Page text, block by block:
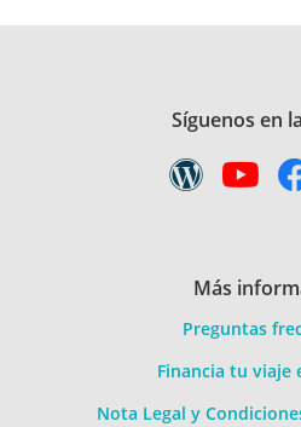
Síguenos en
Más
Preguntas
Financia tu viaje
Nota Legal y